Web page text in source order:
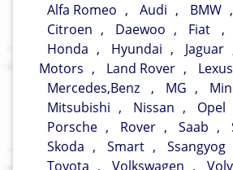
Alfa Romeo , Audi , BMW ,
Citroen , Daewoo , Fiat ,
Honda , Hyundai , Jaguar
Motors , Land Rover , Lexus
Mercedes,Benz
, MG ,
Mitsubishi , Nissan , Opel
Porsche , Rover , Saab ,
Skoda , Smart , Ssangyog
Toyota , Volkswagen ,